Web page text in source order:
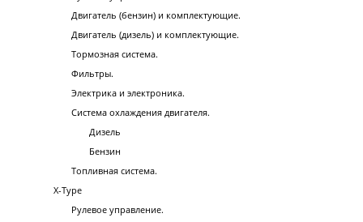
Двигатель (бензин) и комплектующие.
Двигатель (дизель) и комплектующие.
Тормозная система.
Фильтры.
Электрика и электроника.
Система охлаждения двигателя.
Дизель
Бензин
Топливная система.
X-Type
Рулевое управление.